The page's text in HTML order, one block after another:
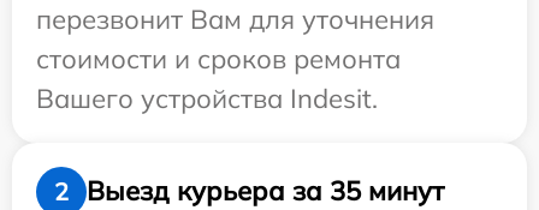
перезвонит Вам для уточнения
стоимости и сроков ремонта
Вашего устройства Indesit.
2
Выезд курьера за 35 минут